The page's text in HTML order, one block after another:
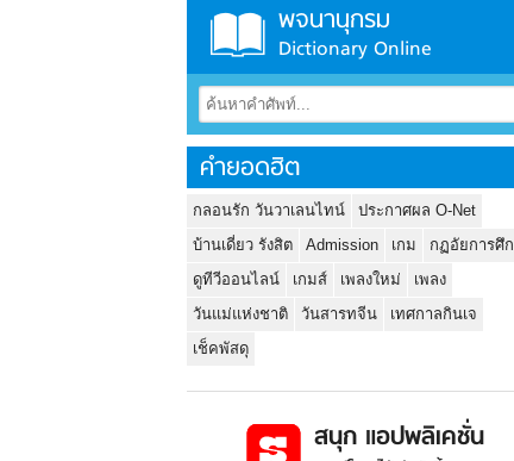
พจนานุกรม
Dictionary Online
คำยอดฮิต
กลอนรัก วันวาเลนไทน์
ประกาศผล O-Net
บ้านเดี่ยว รังสิต
Admission เกม
กฏอัยการศึก
ดูทีวีออนไลน์
เกมส์ เพลงใหม่
เพลง
วันแม่แห่งชาติ
วันสารทจีน
เทศกาลกินเจ
เช็คพัสดุ
สนุก แอปพลิเคชั่น